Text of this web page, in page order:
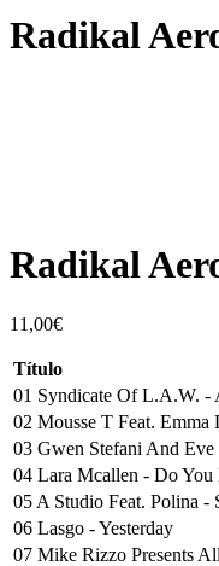
Radikal
Radikal
11,00€
Título
01 Syndicate Of L.A.W. -
02 Mousse T Feat.
03 Gwen Stefani And
04 Lara Mcallen - Do
05 A Studio Feat. Polina -
06 Lasgo - Yesterday
07 Mike Rizzo Presents